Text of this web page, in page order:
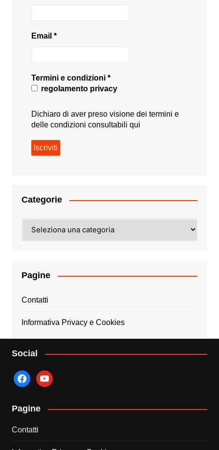
Email *
Termini e condizioni *
regolamento privacy
Dichiaro di aver preso visione dei termini e
delle condizioni consultabili qui
Categorie
Pagine
Contatti
Informativa Privacy e Cookies
Social
facebookyoutube
Pagine
Contatti